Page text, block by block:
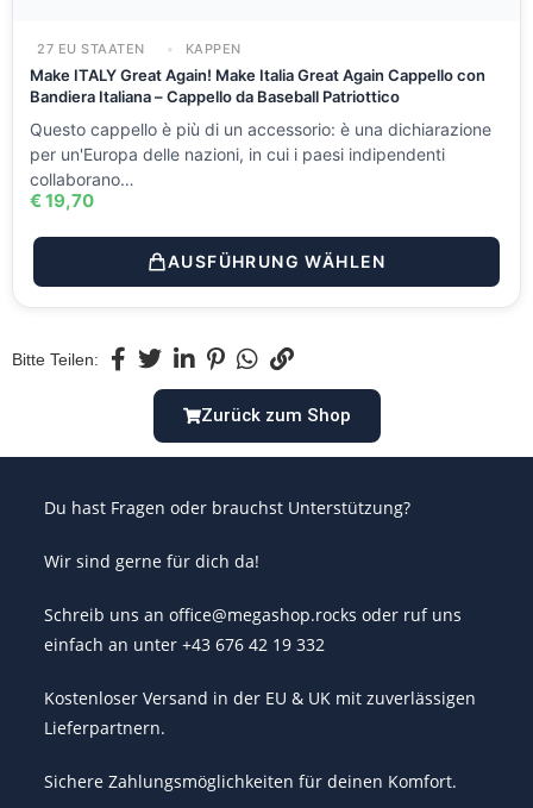
27 EU STAATEN KAPPEN
Make ITALY Great Again! Make Italia Great Again Cappello con
Bandiera Italiana – Cappello da Baseball Patriottico
Questo cappello è più di un accessorio: è una dichiarazione
per un'Europa delle nazioni, in cui i paesi indipendenti
collaborano…
€19,70
AUSFÜHRUNG WÄHLEN
Bitte Teilen:
Zurück zum Shop
Du hast Fragen oder brauchst Unterstützung?
Wir sind gerne für dich da!
Schreib uns an office@megashop.rocks oder ruf uns
einfach an unter +43 676 42 19 332
Kostenloser Versand in der EU & UK mit zuverlässigen
Lieferpartnern.
Sichere Zahlungsmöglichkeiten für deinen Komfort.